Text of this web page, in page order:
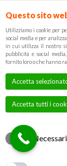
Link utili
Informativa
Cookie &
Questo sito
Utilizziamo i cookie per
social media e per
in cui utilizza il nostro
pubblicità e social
fornito loro o che hanno
Accetta
Accetta tutti i